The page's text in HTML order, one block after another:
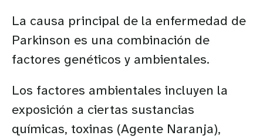
La causa principal de la enfermedad de
Parkinson es una combinación de
factores genéticos y ambientales.
Los factores ambientales incluyen la
exposición a ciertas sustancias
químicas, toxinas (Agente Naranja),